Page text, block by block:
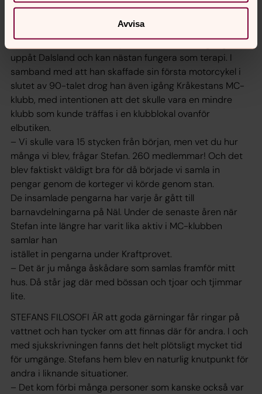
Avvisa
han kan och vädret tillåter
åker han ut med sin Harley Davidson. Turerna går gärna
uppåt Dalsland och kan nästan fungera som terapi. I
samband med att han skaffade sin första motorcykel i
slutet av 90-talet drog han även igång Kråkestans MC-
klubb, med intentionen att det skulle vara en mindre
klubb som kunde träffas i en klubblokal ovanför
elbutiken.
– Vi skulle vara 15 stycken från början, men vet du hur
många vi blev, frågar Stefan. 260 medlemmar! Och det
blev faktiskt väldigt bra för då började vi samla in
pengar genom de korteger vi körde genom stan.
De insamlade pengarna har varje år gått till
barnavdelningarna på Näl. Under de senaste åren när
Stefan inte längre har varit lika aktiv i MC-klubben
samlar han
istället in pengarna under Kraftprovet.
– Det är ju många åskådare som samlas framför mitt
hus. Då står jag där med bössan och tjoar och tjimmar
lite.
STEFANS FILOSOFI ÄR att goda gärningar får ringar på
vattnet och han tycker om att finnas där för andra. I och
med sjukskrivningen fanns det helt plötsligt mycket tid
för umgänge. Stefans hem blev en naturlig knutpunkt för
andra i liknande situationer.
– Det kom förbi många personer som kanske också var